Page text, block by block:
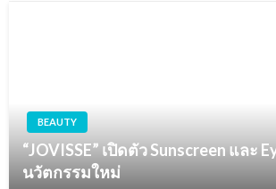
BEAUTY
“JOVISSE” เปิดตัว Sunscreen และ
นวัตกรรมใหม่